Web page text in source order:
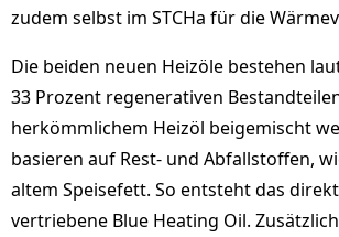
zudem selbst im STCHa für die
Die beiden neuen Heizöle bestehen
33 Prozent regenerativen
herkömmlichem Heizöl beigemischt
basieren auf Rest- und Abfallstoffen,
altem Speisefett. So entsteht das
vertriebene Blue Heating Oil.